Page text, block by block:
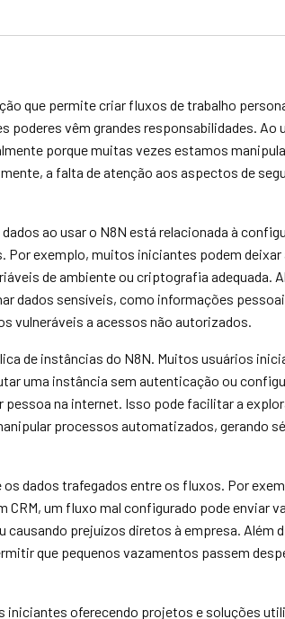
que permite criar fluxos de trabalho
poderes vêm grandes responsabilidades. Ao
porque muitas vezes estamos
a falta de atenção aos aspectos de
ao usar o N8N está relacionada à
exemplo, muitos iniciantes podem deixar
de ambiente ou criptografia adequada.
dados sensíveis, como informações
vulneráveis a acessos não autorizados.
de instâncias do N8N. Muitos usuários
uma instância sem autenticação ou
na internet. Isso pode facilitar a
processos automatizados, gerando
dados trafegados entre os fluxos. Por
um fluxo mal configurado pode enviar
prejuízos diretos à empresa. Além
que pequenos vazamentos passem
iniciantes oferecendo projetos e soluções